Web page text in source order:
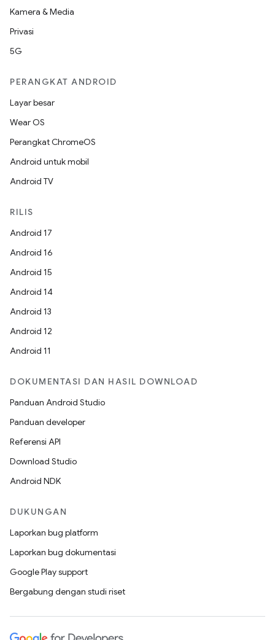
Kamera & Media
Privasi
5G
PERANGKAT ANDROID
Layar besar
Wear OS
Perangkat ChromeOS
Android untuk mobil
Android TV
RILIS
Android 17
Android 16
Android 15
Android 14
Android 13
Android 12
Android 11
DOKUMENTASI DAN HASIL DOWNLOAD
Panduan Android Studio
Panduan developer
Referensi API
Download Studio
Android NDK
DUKUNGAN
Laporkan bug platform
Laporkan bug dokumentasi
Google Play support
Bergabung dengan studi riset